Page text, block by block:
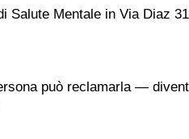
Salute Mentale in Via Diaz
può reclamarla —